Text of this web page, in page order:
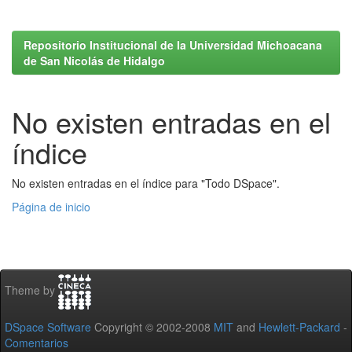
Repositorio Institucional de la Universidad Michoacana
de San Nicolás de Hidalgo
No existen entradas en el
índice
No existen entradas en el índice para "Todo DSpace".
Página de inicio
Theme by
DSpace Software Copyright © 2002-2008 MIT and Hewlett-Packard -
Comentarios